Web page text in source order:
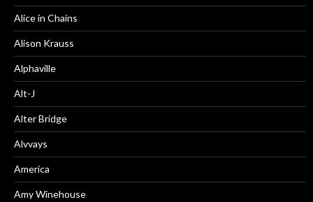
Alice in Chains
Alison Krauss
Alphaville
Alt-J
Alter Bridge
Alvvays
America
Amy Winehouse